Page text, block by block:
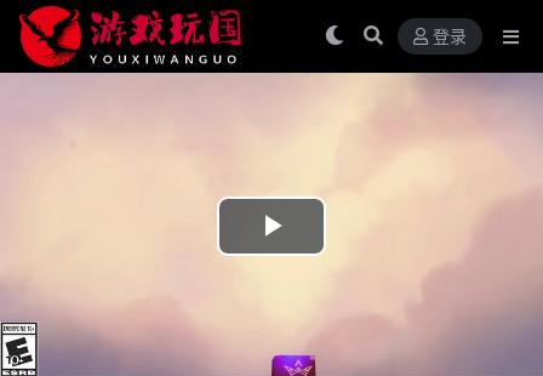
登录
Play
Video